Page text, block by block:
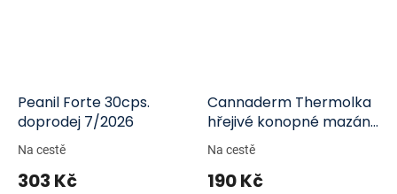
Peanil Forte 30cps.
doprodej 7/2026
Na cestě
303 Kč
Cannaderm Thermolka
hřejivé konopné mazání
200 +50ml navíc
Na cestě
190 Kč